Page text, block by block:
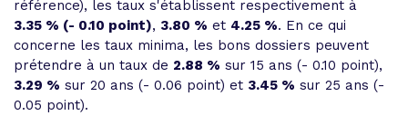
référence), les taux s'établissent respectivement à
3.35 % (- 0.10 point), 3.80 % et 4.25 %. En ce qui
concerne les taux minima, les bons dossiers peuvent
prétendre à un taux de 2.88 % sur 15 ans (- 0.10 point),
3.29 % sur 20 ans (- 0.06 point) et 3.45 % sur 25 ans (-
0.05 point).